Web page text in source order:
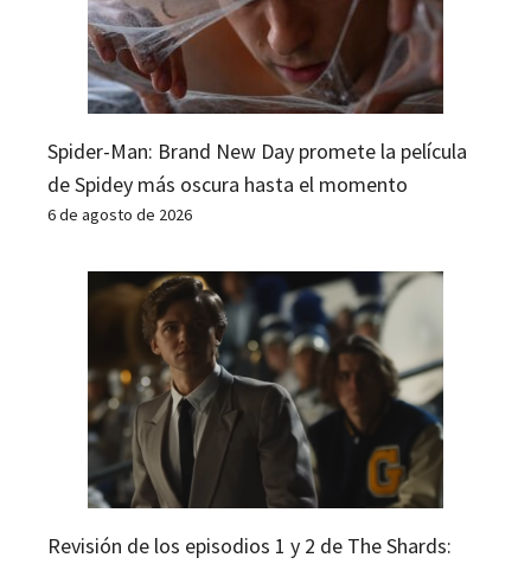
Spider-Man: Brand New Day promete la película
de Spidey más oscura hasta el momento
6 de agosto de 2026
Revisión de los episodios 1 y 2 de The Shards: